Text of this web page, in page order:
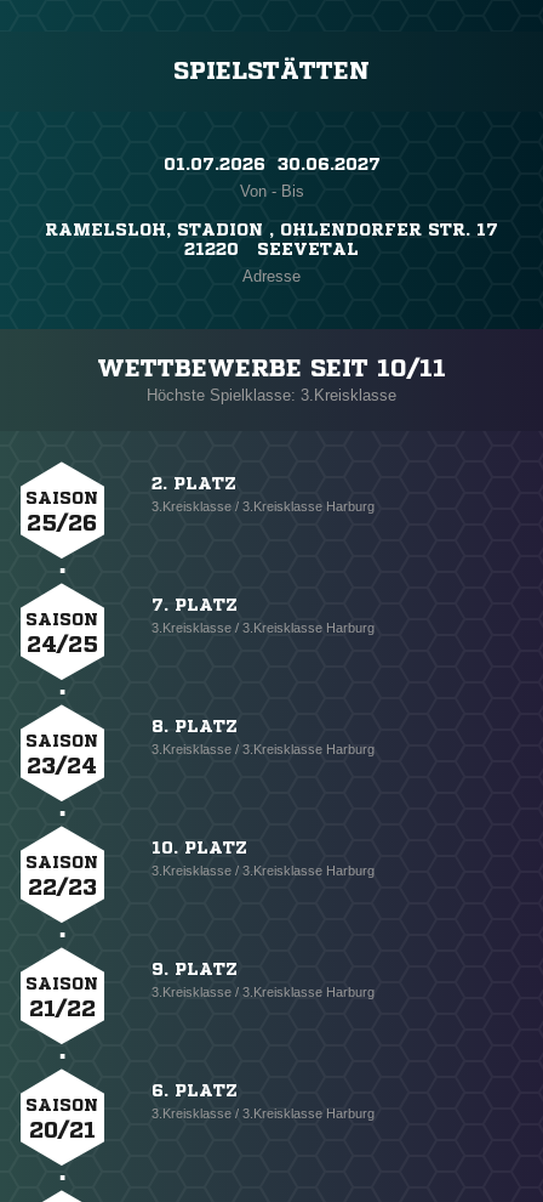
SPIELSTÄTTEN
01.07.2026 ​ 30.06.2027
Von - Bis
RAMELSLOH, STADION , OHLENDORFER STR. 17
21220 SEEVETAL
Adresse
WETTBEWERBE SEIT 10/11
Höchste Spielklasse: 3.Kreisklasse
SAISON
25/26
2. PLATZ
3.Kreisklasse / 3.Kreisklasse Harburg
SAISON
24/25
7. PLATZ
3.Kreisklasse / 3.Kreisklasse Harburg
SAISON
23/24
8. PLATZ
3.Kreisklasse / 3.Kreisklasse Harburg
SAISON
22/23
10. PLATZ
3.Kreisklasse / 3.Kreisklasse Harburg
SAISON
21/22
9. PLATZ
3.Kreisklasse / 3.Kreisklasse Harburg
SAISON
20/21
6. PLATZ
3.Kreisklasse / 3.Kreisklasse Harburg